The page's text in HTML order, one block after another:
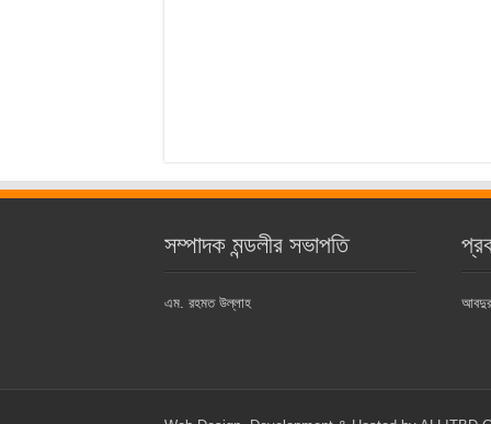
সম্পাদক মন্ডলীর সভাপতি
এম. রহমত উল্লাহ আবদুর